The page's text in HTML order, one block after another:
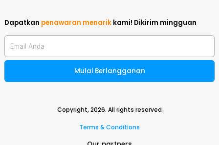
Dapatkan penawaran menarik kami! Dikirim mingguan
Email Anda
Mulai Berlangganan
Copyright,2026. All rights reserved
Terms & Conditions